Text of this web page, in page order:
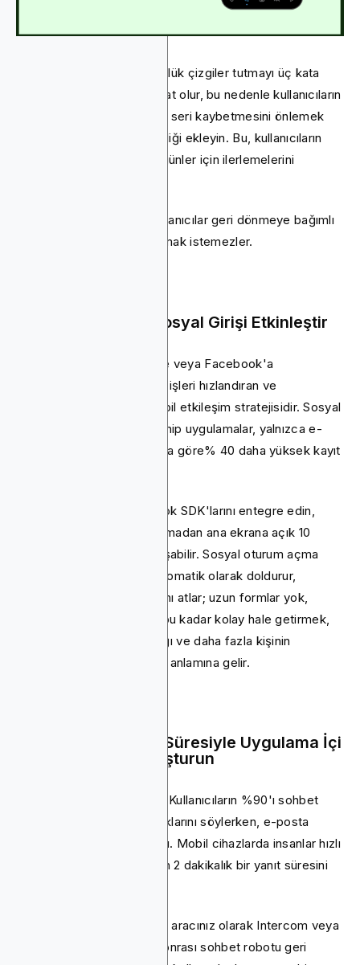
Bu basit sistem çalışır; günlük çizgiler tutmayı üç kata
kadar artırabilir. Ancak hayat olur, bu nedenle kullanıcıların
kaçırılan bir günde uzun bir seri kaybetmesini önlemek
için bir seri dondurma özelliği ekleyin. Bu, kullanıcıların
acil durumlar veya yoğun günler için ilerlemelerini
Doğru çizgi sistemiyle, kullanıcılar geri dönmeye bağımlı
hale gelir ve zincirlerini kırmak istemezler.
5. Tek Dokunuşla Sosyal Girişi Etkinleştir
Kullanıcıların Google, Apple veya Facebook'a
kaydolmasına izin vermek, işleri hızlandıran ve
dönüşümleri artıran bir mobil etkileşim stratejisidir. Sosyal
oturum açma özelliğine sahip uygulamalar, yalnızca e-
posta formlarını kullananlara göre% 40 daha yüksek kayıt
Google, Apple ve Facebook SDK'larını entegre edin,
böylece kullanıcılar uygulamadan ana ekrana açık 10
saniyeden kısa sürede ulaşabilir. Sosyal oturum açma
ayrıca kullanıcı bilgilerini otomatik olarak doldurur,
böylece insanlar sıkıcı kısmı atlar; uzun formlar yok,
fazladan adım yok. Kaydı bu kadar kolay hale getirmek,
daha az kullanıcının bıraktığı ve daha fazla kişinin
doğrudan devreye girmesi anlamına gelir.
6. 2 Dakikalık Yanıt Süresiyle Uygulama İçi
Sohbet Desteği Oluşturun
Sohbet desteği sonuç alır; Kullanıcıların %90'ı sohbet
yardımından memnun olduklarını söylerken, e-posta
desteği için yalnızca% 60'ı. Mobil cihazlarda insanlar hızlı
cevaplar bekler, bu yüzden 2 dakikalık bir yanıt süresini
En iyi deneyim için, sohbet aracınız olarak Intercom veya
Zendesk ekleyin. Mesai sonrası sohbet robotu geri